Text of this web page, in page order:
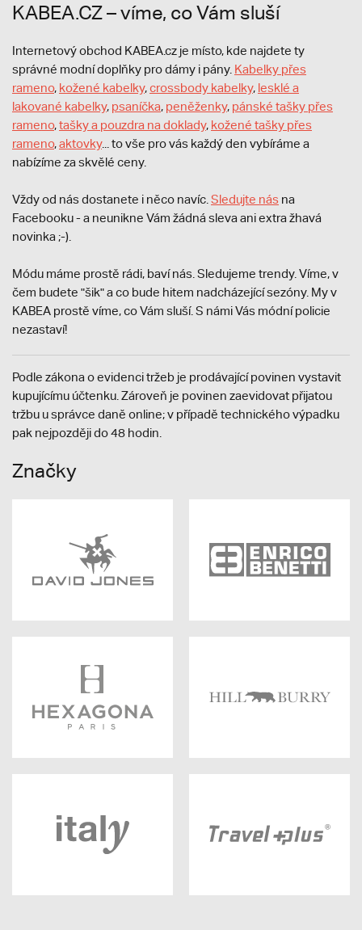
KABEA.CZ – víme, co Vám sluší
Internetový obchod KABEA.cz je místo, kde najdete ty
správné modní doplňky pro dámy i pány. Kabelky přes
rameno, kožené kabelky,crossbody kabelky, lesklé a
lakované kabelky, psaníčka, peněženky, pánské tašky přes
rameno,tašky a pouzdra na doklady, kožené tašky přes
rameno,aktovky... to vše pro vás každý den vybíráme a
nabízíme za skvělé ceny.
Vždy od nás dostanete i něco navíc. Sledujte nás na
Facebooku - a neunikne Vám žádná sleva ani extra žhavá
novinka ;-).
Módu máme prostě rádi, baví nás. Sledujeme trendy. Víme, v
čem budete "šik" a co bude hitem nadcházející sezóny. My v
KABEA prostě víme, co Vám sluší. S námi Vás módní policie
nezastaví!
Podle zákona o evidenci tržeb je prodávající povinen vystavit
kupujícímu účtenku. Zároveň je povinen zaevidovat přijatou
tržbu u správce daně online; v případě technického výpadku
pak nejpozději do 48 hodin.
Značky